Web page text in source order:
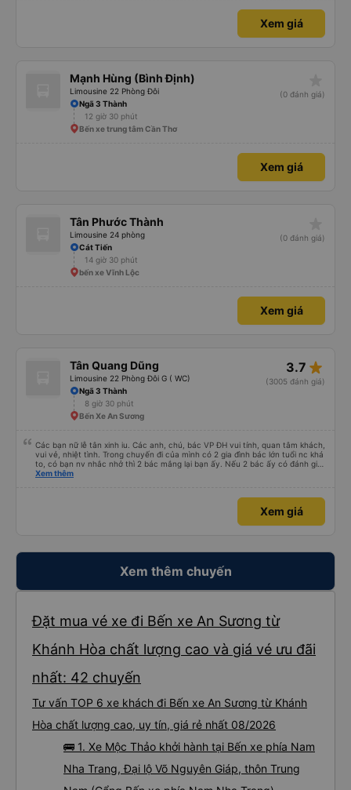
Xem giá
Mạnh Hùng (Bình Định)
Limousine 22 Phòng Đôi
(0 đánh giá)
Ngã 3 Thành
12 giờ 30 phút
Bến xe trung tâm Cần Thơ
Xem giá
Tân Phước Thành
Limousine 24 phòng
(0 đánh giá)
Cát Tiến
14 giờ 30 phút
bến xe Vĩnh Lộc
Xem giá
Tân Quang Dũng
Limousine 22 Phòng Đôi G ( WC)
3.7 star_rate
(3005 đánh giá)
Ngã 3 Thành
8 giờ 30 phút
Bến Xe An Sương
Các bạn nữ lễ tân xinh iu. Các anh, chú, bác VP ĐH vui tính, quan tâm khách,
vui vẻ, nhiệt tình. Trong chuyến đi của mình có 2 gia đình bác lớn tuổi nc khá
to, có bạn nv nhắc nhở thì 2 bác mắng lại bạn ấy. Nếu 2 bác ấy có đánh giá
xấu thì mình ngược lại nha. Bạn ấy nhắc nhở rất đúng. 2 bác nói rất to. To
bạn ấy nha. Nếu bạn ấy bị trừ thì bảo bạn ấy liên hệ sđt của mình, mình hỗ
trợ ạ. Số mình đuôi 666, chuyến ĐH-NT ngày 16/1. À các bạn nữ lễ tân xinh
iu còn đổi cho mình phòng đơn sang đôi xong còn note là (một mình) yêu
Xem thêm
Xem giá
Xem thêm chuyến
Đặt mua vé xe đi Bến xe An Sương từ
Khánh Hòa chất lượng cao và giá vé ưu đãi
nhất: 42 chuyến
Tư vấn TOP 6 xe khách đi Bến xe An Sương từ Khánh
Hòa chất lượng cao, uy tín, giá rẻ nhất 08/2026
🚌 1. Xe Mộc Thảo khởi hành tại Bến xe phía Nam
Nha Trang, Đại lộ Võ Nguyên Giáp, thôn Trung